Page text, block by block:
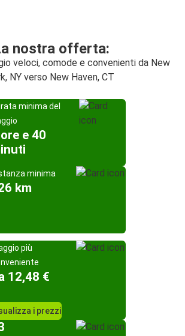
nostra offerta:
veloci, comode e convenienti da New
NY verso New Haven, CT
minima del
e 40
minima
km
più
12,48 €
i prezzi